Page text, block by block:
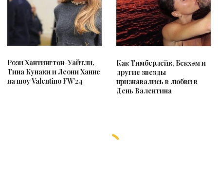
Рози Хантингтон-Уайтли,
Тина Кунаки и Леони Ханне
на шоу Valentino FW’24
Как Тимберлейк, Бекхэм и
другие звезды
признавались в любви в
День Валентина